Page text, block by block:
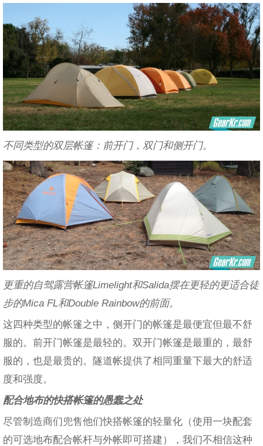
不同类型的双层帐篷：前开门，双门和侧开门。
更重的自驾露营帐篷Limelight和Salida摆在更轻的更适合徒
步的Mica FL和Double Rainbow的前面。
这四种类型的帐篷之中，侧开门的帐篷是最便宜但最不舒
服的。前开门帐篷是最轻的。双开门帐篷是最重的，最舒
服的，也是最贵的。隧道帐提供了相同重量下最大的舒适
度和强度。
配合地布的快搭帐篷的愚蠢之处
尽管制造商们兜售他们快搭帐篷的轻量化（使用一块配套
的可选地布配合帐杆与外帐即可搭建），我们不相信这种